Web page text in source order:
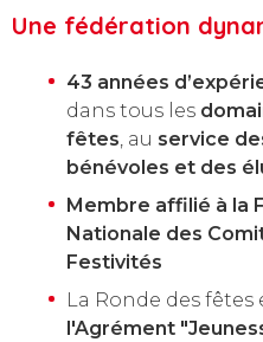
Une fédération
43 années
dans tous les
fêtes, au service
bénévoles et des
Membre affilié à la
Nationale des
Festivités
La Ronde des fêtes
l'Agrément